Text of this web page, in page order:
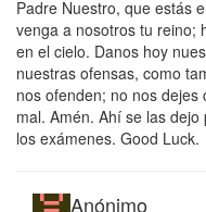
Padre Nuestro, que estás
venga a nosotros tu reino;
en el cielo. Danos hoy
nuestras ofensas, como
nos ofenden; no nos
mal. Amén. Ahí se las
los exámenes. Good Luck.
Anónimo